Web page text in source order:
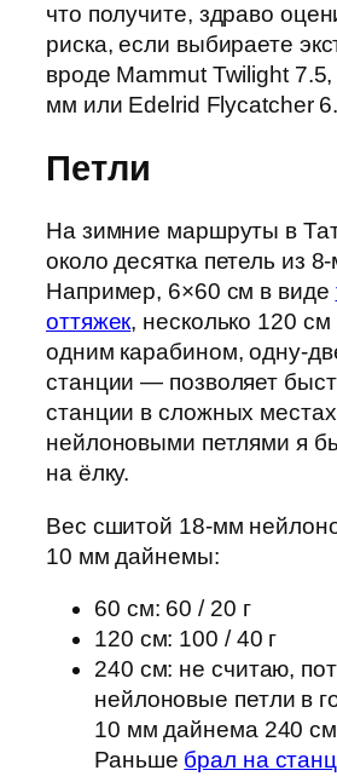
что получите, здраво
риска, если выбираете
вроде Mammut Twilight
мм или Edelrid Flycatcher
Петли
На зимние маршруты в
около десятка петель из
Например, 6×60 см в виде
оттяжек, несколько 120 см
одним карабином, одну-
станции — позволяет
станции в сложных
нейлоновыми петлями я
на ёлку.
Вес сшитой 18-мм
10 мм дайнемы:
60 см: 60 / 20 г
120 см: 100 / 40 г
240 см: не считаю,
нейлоновые петли в
10 мм дайнема 240
Раньше брал на